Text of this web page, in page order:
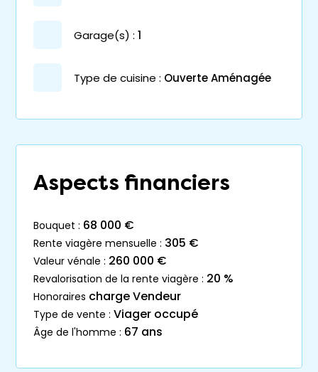
garage(s) : 1
Type de cuisine : Ouverte Aménagée
Aspects financiers
bouquet : 68 000 €
rente viagère mensuelle : 305 €
valeur vénale : 260 000 €
revalorisation de la rente viagère : 20 %
honoraires charge Vendeur
type de vente : Viager occupé
âge de l'homme : 67 ans